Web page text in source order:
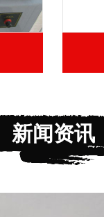
新闻资讯